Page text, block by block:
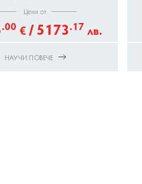
Цени от
.00 €/5173.17 лв.
НАУЧИ ПОВЕЧЕ